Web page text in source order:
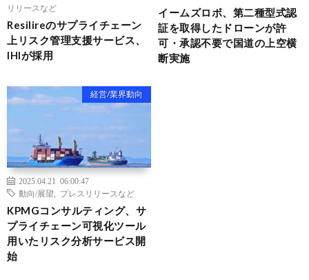
リリースなど
Resilireのサプライチェーン
上リスク管理支援サービス、
IHIが採用
イームズロボ、第二種型式認
証を取得したドローンが許
可・承認不要で国道の上空横
断実施
経営/業界動向
2025.04.21 06:00:47
動向/展望
プレスリリースなど
KPMGコンサルティング、サ
プライチェーン可視化ツール
用いたリスク分析サービス開
始